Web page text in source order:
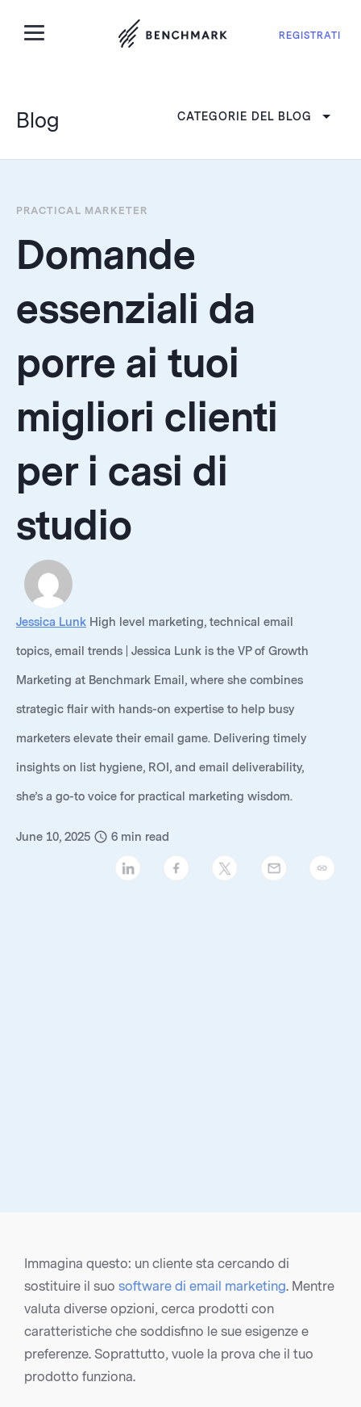
REGISTRATI
Blog CATEGORIE DEL BLOG
PRACTICAL MARKETER
Domande
essenziali da
porre ai tuoi
migliori clienti
per i casi di
studio
Jessica Lunk High level marketing, technical email
topics, email trends | Jessica Lunk is the VP of Growth
Marketing at Benchmark Email, where she combines
strategic flair with hands-on expertise to help busy
marketers elevate their email game. Delivering timely
insights on list hygiene, ROI, and email deliverability,
she’s a go-to voice for practical marketing wisdom.
June 10, 2025 6 min read
Immagina questo: un cliente sta cercando di
sostituire il suo software di email marketing. Mentre
valuta diverse opzioni, cerca prodotti con
caratteristiche che soddisfino le sue esigenze e
preferenze. Soprattutto, vuole la prova che il tuo
prodotto funziona.